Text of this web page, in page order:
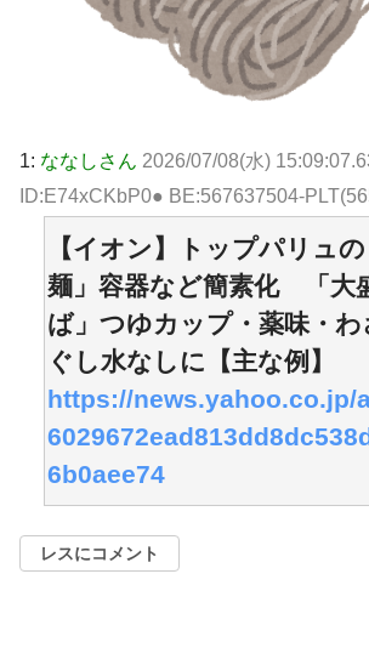
1: ななしさん 2026/07/08(水)
ID:E74xCKbP0● BE:567637504-
【イオン】トップパリュ
麺」容器など簡素化 「大
ば」つゆカップ・薬味・わ
ぐし水なしに【主な例】
https://news.yahoo.co.jp/
6b0aee74
レスにコメント